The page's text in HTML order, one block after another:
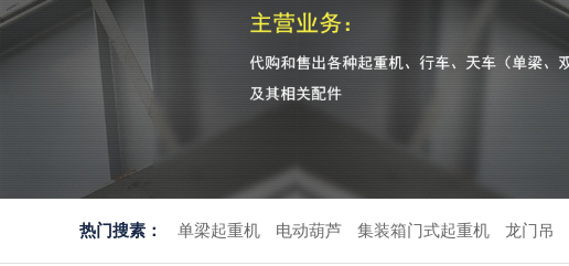
热门搜素： 单梁起重机 电动葫芦 集装箱门式起重机 龙门吊